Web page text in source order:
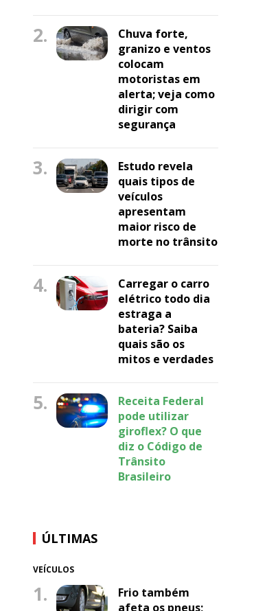
2.
Chuva forte,
granizo e ventos
colocam
motoristas em
alerta; veja como
dirigir com
segurança
3.
Estudo revela
quais tipos de
veículos
apresentam
maior risco de
morte no trânsito
4.
Carregar o carro
elétrico todo dia
estraga a
bateria? Saiba
quais são os
mitos e verdades
5.
Receita Federal
pode utilizar
giroflex? O que
diz o Código de
Trânsito
Brasileiro
ÚLTIMAS
VEÍCULOS
1.
Frio também
afeta os pneus;